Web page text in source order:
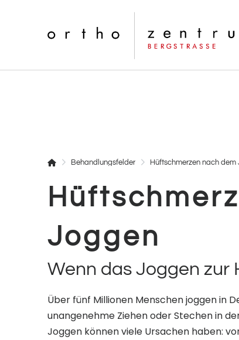
StartseiteBehandlungsfelder Hüftschmerzen nach dem
Joggen
Wenn das Joggen zur
Über fünf Millionen Menschen joggen in
unangenehme Ziehen oder Stechen in
Joggen können viele Ursachen haben: